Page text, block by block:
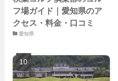
フ場ガイド｜愛知県のア
クセス・料金・口コミ
愛知県